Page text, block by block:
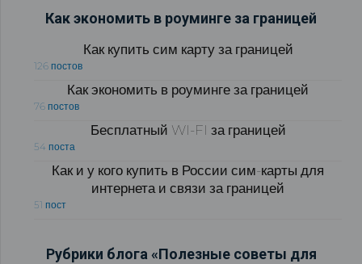
Как экономить в роуминге за границей
Как купить сим карту за границей
126 постов
Как экономить в роуминге за границей
76 постов
Бесплатный WI-FI за границей
54 поста
Как и у кого купить в России сим-карты для
интернета и связи за границей
51 пост
Рубрики блога «Полезные советы для